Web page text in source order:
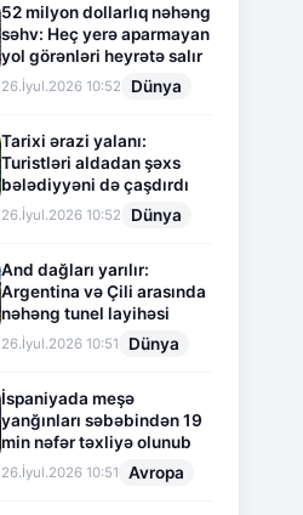
52 milyon dollarlıq nəhəng
səhv: Heç yerə aparmayan
yol görənləri heyrətə salır
26.İyul.2026 10:52 Dünya
Tarixi ərazi yalanı:
Turistləri aldadan şəxs
bələdiyyəni də çaşdırdı
26.İyul.2026 10:52 Dünya
And dağları yarılır:
Argentina və Çili arasında
nəhəng tunel layihəsi
26.İyul.2026 10:51 Dünya
İspaniyada meşə
yanğınları səbəbindən 19
min nəfər təxliyə olunub
26.İyul.2026 10:51 Avropa